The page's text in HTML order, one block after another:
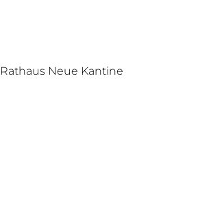
Rathaus Neue Kantine